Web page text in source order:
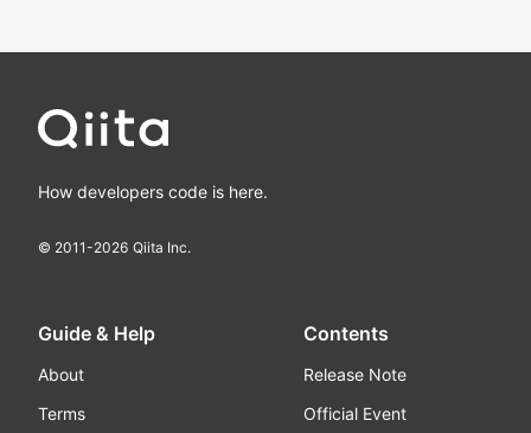
How developers code is here.
© 2011-2026 Qiita Inc.
Guide & Help
About
Terms
Contents
Release Note
Official Event